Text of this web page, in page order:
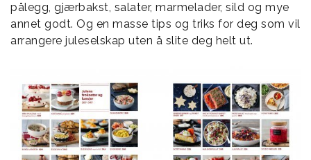
pålegg, gjærbakst, salater, marmelader, sild og mye
annet godt. Og en masse tips og triks for deg som vil
arrangere juleselskap uten å slite deg helt ut.